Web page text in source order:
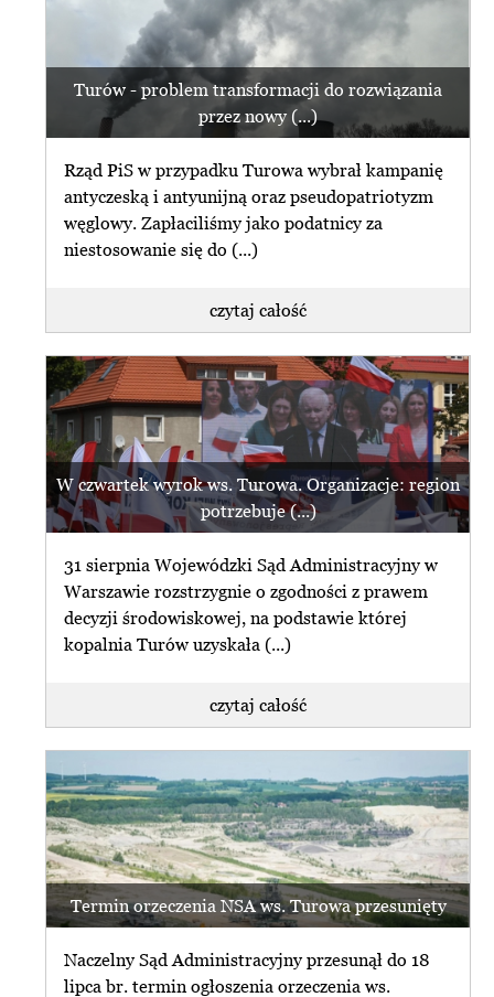
Turów - problem transformacji do rozwiązania
przez nowy (...)
Rząd PiS w przypadku Turowa wybrał kampanię
antyczeską i antyunijną oraz pseudopatriotyzm
węglowy. Zapłaciliśmy jako podatnicy za
niestosowanie się do (...)
czytaj całość
W czwartek wyrok ws. Turowa. Organizacje: region
potrzebuje (...)
31 sierpnia Wojewódzki Sąd Administracyjny w
Warszawie rozstrzygnie o zgodności z prawem
decyzji środowiskowej, na podstawie której
kopalnia Turów uzyskała (...)
czytaj całość
Termin orzeczenia NSA ws. Turowa przesunięty
Naczelny Sąd Administracyjny przesunął do 18
lipca br. termin ogłoszenia orzeczenia ws.